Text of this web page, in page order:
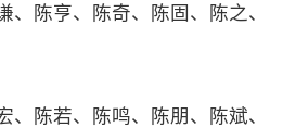
、陈亨、陈奇、陈固、陈之、
、陈若、陈鸣、陈朋、陈斌、